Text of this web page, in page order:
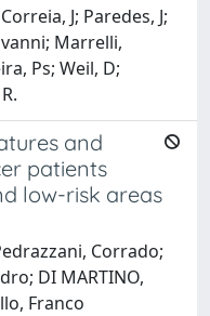
J; Paredes, J;
Marrelli,
Ps; Weil, D;
and
patients
low-risk areas
Corrado;
DI MARTINO,
Franco